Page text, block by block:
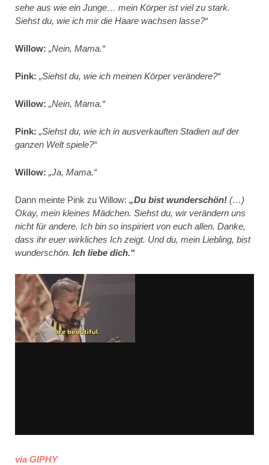
sehe aus wie ein Junge… mein Körper ist viel zu stark.
Siehst du, wie ich mir die Haare wachsen lasse?“
Willow: „Nein, Mama.“
Pink: „Siehst du, wie ich meinen Körper verändere?“
Willow: „Nein, Mama.“
Pink: „Siehst du, wie ich in ausverkauften Stadien auf der
ganzen Welt spiele?“
Willow: „Ja, Mama.“
Dann meinte Pink zu Willow: „Du bist wunderschön! (…)
Okay, mein kleines Mädchen. Siehst du, wir verändern uns
nicht für andere. Ich bin so inspiriert von euch allen. Danke,
dass ihr euer wirkliches Ich zeigt. Und du, mein Liebling, bist
wunderschön. Ich liebe dich.“
via GIPHY